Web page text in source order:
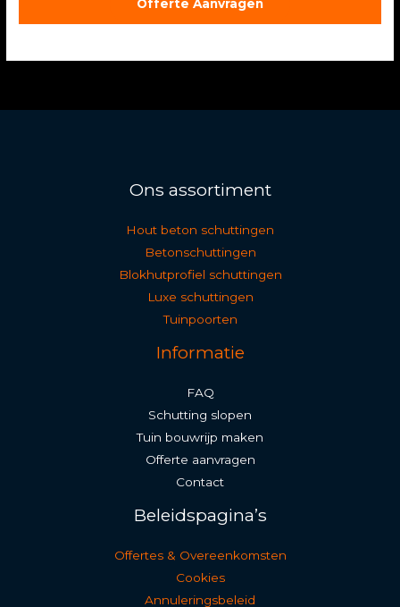
Offerte Aanvragen
Ons assortiment
Hout beton schuttingen
Betonschuttingen
Blokhutprofiel schuttingen
Luxe schuttingen
Tuinpoorten
Informatie
FAQ
Schutting slopen
Tuin bouwrijp maken
Offerte aanvragen
Contact
Beleidspagina’s
Offertes & Overeenkomsten
Cookies
Annuleringsbeleid